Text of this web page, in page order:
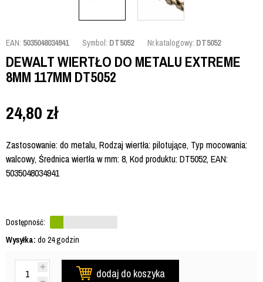
EAN: 5035048034941 Symbol: DT5052 Nr.katalogowy: DT5052
DEWALT WIERTŁO DO METALU EXTREME
8MM 117MM DT5052
24,80 zł
Zastosowanie: do metalu, Rodzaj wiertła: pilotujące, Typ mocowania:
walcowy, Średnica wiertła w mm: 8, Kod produktu: DT5052, EAN:
5035048034941
Dostępność:
Wysyłka: do 24 godzin
dodaj do koszyka